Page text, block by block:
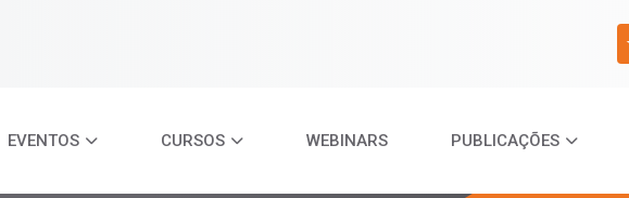
EVENTOS CURSOS WEBINARS PUBLICAÇÕES